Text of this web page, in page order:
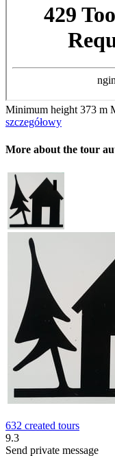
Minimum height 373 m
szczegółowy
More about the tour
632 created tours
9.3
Send private message